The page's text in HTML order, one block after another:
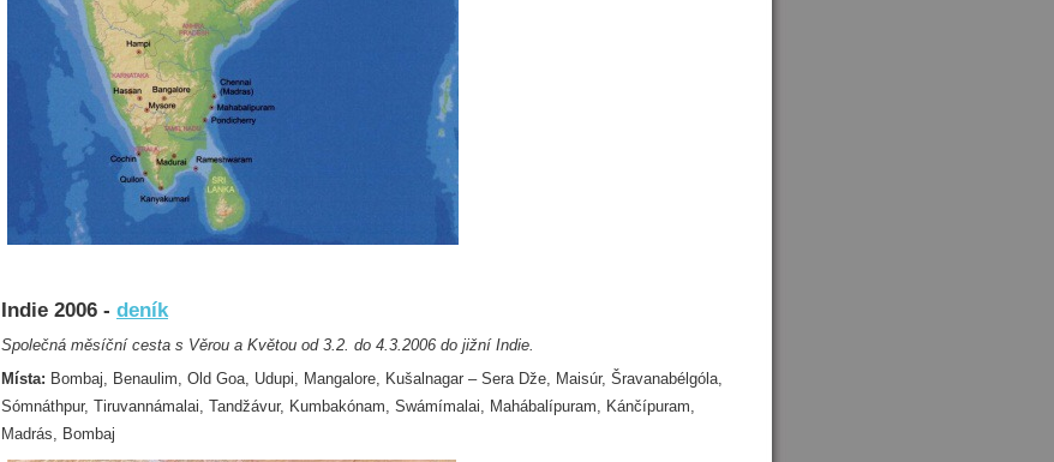
Indie 2006 - deník
Společná měsíční cesta s Věrou a Květou od 3.2. do 4.3.2006 do jižní Indie.
Místa: Bombaj, Benaulim, Old Goa, Udupi, Mangalore, Kušalnagar – Sera Dže, Maisúr, Šravanabélgóla,
Sómnáthpur, Tiruvannámalai, Tandžávur, Kumbakónam, Swámímalai, Mahábalípuram, Kánčípuram,
Madrás, Bombaj